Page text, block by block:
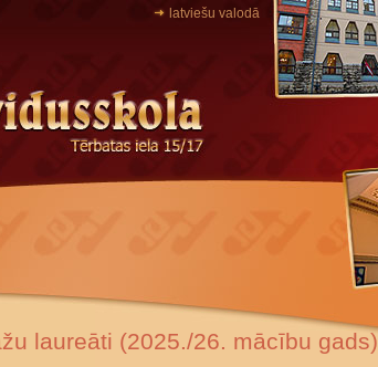
latviešu valodā
laureāti (2025./26. mācību gads)